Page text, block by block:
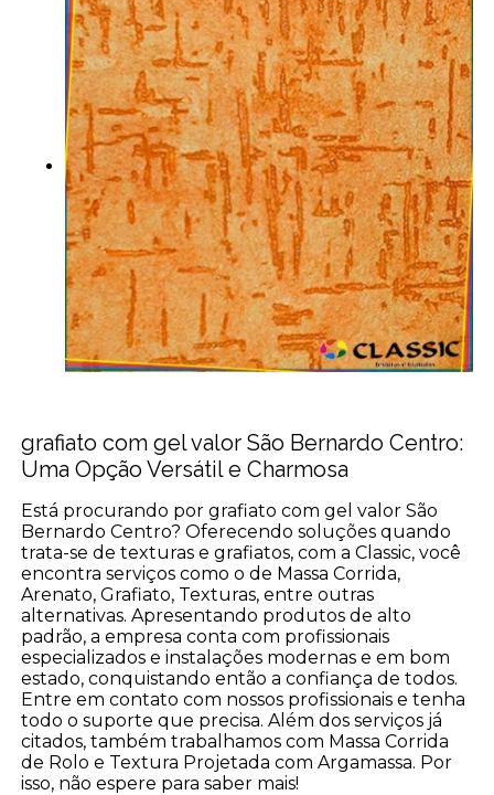
grafiato com gel valor São Bernardo Centro:
Uma Opção Versátil e Charmosa
Está procurando por grafiato com gel valor São
Bernardo Centro? Oferecendo soluções quando
trata-se de texturas e grafiatos, com a Classic, você
encontra serviços como o de Massa Corrida,
Arenato, Grafiato, Texturas, entre outras
alternativas. Apresentando produtos de alto
padrão, a empresa conta com profissionais
especializados e instalações modernas e em bom
estado, conquistando então a confiança de todos.
Entre em contato com nossos profissionais e tenha
todo o suporte que precisa. Além dos serviços já
citados, também trabalhamos com Massa Corrida
de Rolo e Textura Projetada com Argamassa. Por
isso, não espere para saber mais!